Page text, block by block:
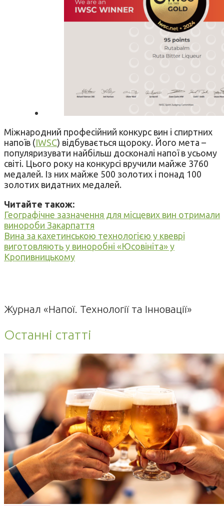
Міжнародний професійний конкурс вин і спиртних
напоїв (IWSC) відбувається щороку. Його мета –
популяризувати найбільш досконалі напої в усьому
світі. Цього року на конкурсі вручили майже 3760
медалей. Із них майже 500 золотих і понад 100
золотих видатних медалей.
Читайте також:
Географічне зазначення для місцевих вин отримали
винороби Закарпаття
Вина за кахетинською технологією у квеврі
виготовляють у виноробні «Юсовініта» у
Кропивницькому
Журнал «Напої. Технології та Інновації»
Останні статті